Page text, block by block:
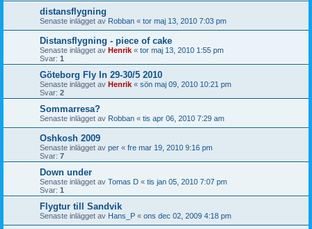
distansflygning
Senaste inlägget av Robban « tor maj 13, 2010 7:03 pm
Distansflygning - piece of cake
Senaste inlägget av Henrik « tor maj 13, 2010 1:55 pm
Svar: 1
Göteborg Fly In 29-30/5 2010
Senaste inlägget av Henrik « sön maj 09, 2010 10:21 pm
Svar: 2
Sommarresa?
Senaste inlägget av Robban « tis apr 06, 2010 7:29 am
Oshkosh 2009
Senaste inlägget av per « fre mar 19, 2010 9:16 pm
Svar: 7
Down under
Senaste inlägget av Tomas D « tis jan 05, 2010 7:07 pm
Svar: 1
Flygtur till Sandvik
Senaste inlägget av Hans_P « ons dec 02, 2009 4:18 pm